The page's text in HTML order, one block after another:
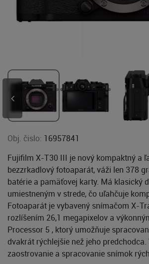
Obj. čislo: 16957841
Fujifilm X-T30 III je nový kompaktný a
bezzrkadlový fotoaparát, váži len 378
batérie a pamäťovej karty. Má klasický
umiestneným v strede, čo uľahčuje
Fotoaparát je vybavený snímačom X-
rozlíšením 26,1 megapixelov a
Processor 5 , ktorý umožňuje
dvakrát rýchlejšie než jeho
zaostrovanie a spracovanie snímok